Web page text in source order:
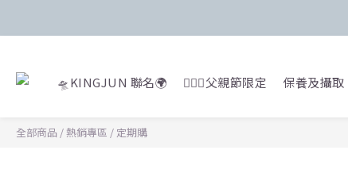
🛸KINGJUN 聯名🌍 🙍🏻‍♂️父親節限定 保養及攝取
全部商品 /熱銷專區 / 定期購